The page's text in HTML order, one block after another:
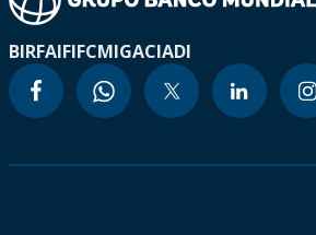
BIRFAIFIFCMIGACIADI